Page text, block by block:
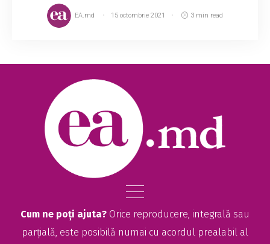
EA.md 15 octombrie 2021 3 min read
Cum ne poți ajuta? Orice reproducere, integrală sau
parțială, este posibilă numai cu acordul prealabil al